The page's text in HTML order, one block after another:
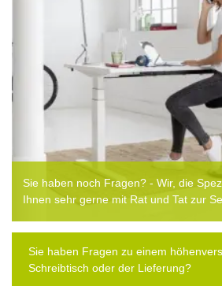
Sie haben noch Fragen? - Wir, die
Ihnen sehr gerne mit Rat und Tat zur
Sie haben Fragen zu einem
Schreibtisch oder der Lieferung?